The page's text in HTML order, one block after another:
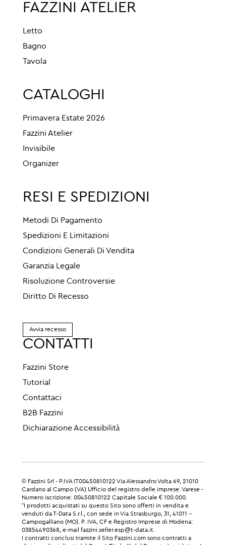
FAZZINI ATELIER
Letto
Bagno
Tavola
CATALOGHI
Primavera Estate 2026
Fazzini Atelier
Invisibile
Organizer
RESI E SPEDIZIONI
Metodi Di Pagamento
Spedizioni E Limitazioni
Condizioni Generali Di Vendita
Garanzia Legale
Risoluzione Controversie
Diritto Di Recesso
Avvia recesso
CONTATTI
Fazzini Store
Tutorial
Contattaci
B2B Fazzini
Dichiarazione Accessibilità
© Fazzini Srl - P.IVA IT00450810122 Via Alessandro Volta 69, 21010
Cardano al Campo (VA) Ufficio del registro delle imprese: Varese -
Numero iscrizione: 00450810122 Capitale Sociale € 100.000.
“I prodotti acquistati su questo Sito sono offerti in vendita e
venduti da T-Data S.r.l., con sede in Via Strasburgo, 31, 41011 –
Campogalliano (MO). P. IVA, CF e Registro Imprese di Modena:
03854490368, e-mail fazzini.seller.esp@t-data.it.
I contratti conclusi tramite il Sito Fazzini.com sono contratti a